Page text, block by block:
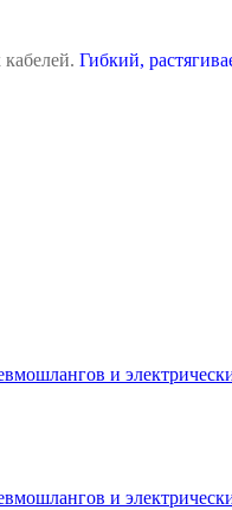
Гибкий,
и
и